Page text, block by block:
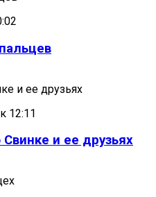
и ее друзьях
12:11
и ее друзьях